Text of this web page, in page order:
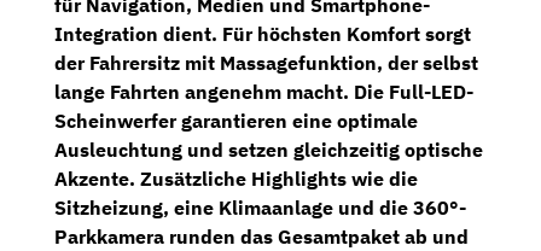
für Navigation, Medien und Smartphone-
Integration dient. Für höchsten Komfort sorgt
der Fahrersitz mit Massagefunktion, der selbst
lange Fahrten angenehm macht. Die Full-LED-
Scheinwerfergarantieren eine optimale
Ausleuchtung und setzen gleichzeitig optische
Akzente. Zusätzliche Highlights wie die
Sitzheizung, eine Klimaanlage und die 360°-
Parkkamera runden das Gesamtpaket ab und